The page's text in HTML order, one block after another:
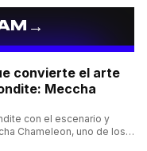
→
convierte el arte
Meccha
con el escenario y
Chameleon, uno de los